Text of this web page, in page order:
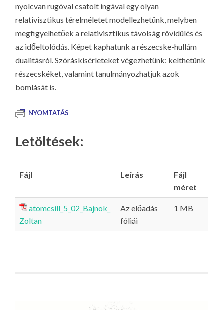
nyolcvan rugóval csatolt ingával egy olyan
relativisztikus térelméletet modellezhetünk, melyben
megfigyelhetőek a relativisztikus távolság rövidülés és
az időeltolódás. Képet kaphatunk a részecske-hullám
dualitásról. Szóráskisérleteket végezhetünk: kelthetünk
részecskéket, valamint tanulmányozhatjuk azok
bomlását is.
NYOMTATÁS
Letöltések:
Fájl Leírás
Fájl
méret
atomcsill_5_02_Bajnok_
Zoltan
Az előadás
fóliái
1 MB